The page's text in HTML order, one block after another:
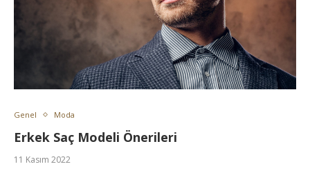
Genel Moda
Erkek Saç Modeli Önerileri
11 Kasım 2022